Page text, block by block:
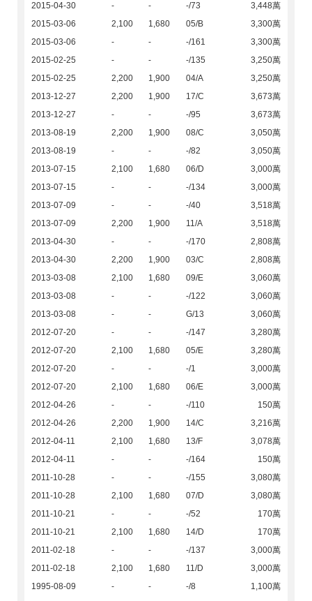
2015-04-30
- - -/73
3,448萬
2015-03-06
2,100 1,680 05/B
3,300萬
2015-03-06
- - -/161
3,300萬
2015-02-25
- - -/135
3,250萬
2015-02-25
2,200 1,900 04/A
3,250萬
2013-12-27
2,200 1,900 17/C
3,673萬
2013-12-27
- - -/95
3,673萬
2013-08-19
2,200 1,900 08/C
3,050萬
2013-08-19
- - -/82
3,050萬
2013-07-15
2,100 1,680 06/D
3,000萬
2013-07-15
- - -/134
3,000萬
2013-07-09
- - -/40
3,518萬
2013-07-09
2,200 1,900 11/A
3,518萬
2013-04-30
- - -/170
2,808萬
2013-04-30
2,200 1,900 03/C
2,808萬
2013-03-08
2,100 1,680 09/E
3,060萬
2013-03-08
- - -/122
3,060萬
2013-03-08
- - G/13
3,060萬
2012-07-20
- - -/147
3,280萬
2012-07-20
2,100 1,680 05/E
3,280萬
2012-07-20
- - -/1
3,000萬
2012-07-20
2,100 1,680 06/E
3,000萬
2012-04-26
- - -/110
150萬
2012-04-26
2,200 1,900 14/C
3,216萬
2012-04-11
2,100 1,680 13/F
3,078萬
2012-04-11
- - -/164
150萬
2011-10-28
- - -/155
3,080萬
2011-10-28
2,100 1,680 07/D
3,080萬
2011-10-21
- - -/52
170萬
2011-10-21
2,100 1,680 14/D
170萬
2011-02-18
- - -/137
3,000萬
2011-02-18
2,100 1,680 11/D
3,000萬
1995-08-09
- - -/8 1,100萬